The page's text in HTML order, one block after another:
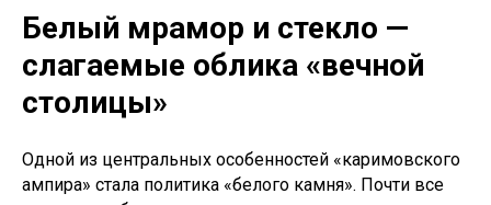
Белый мрамор и стекло —
слагаемые облика «вечной
столицы»
Одной из центральных особенностей «каримовского
ампира» стала политика «белого камня». Почти все